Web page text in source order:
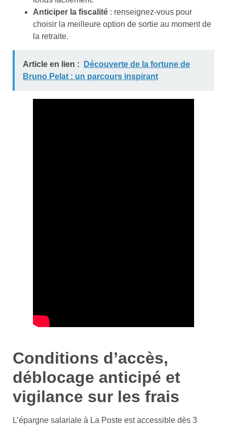
Anticiper la fiscalité : renseignez-vous pour
choisir la meilleure option de sortie au moment de
la retraite.
Article en lien :
Découverte de la fortune de
Bruno Pelat : un parcours inspirant
Conditions d’accès,
déblocage anticipé et
vigilance sur les frais
L’épargne salariale à La Poste est accessible dès 3